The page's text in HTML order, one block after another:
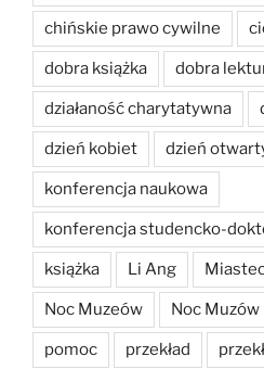
chińskie prawo cywilne
dobra książka dobra
działaność charytatywna
dzień kobiet dzień
konferencja naukowa
konferencja studencko-
książka Li Ang
Noc Muzeów Noc Muzów
pomoc przekład